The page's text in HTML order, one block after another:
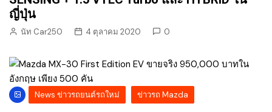
ญี่ปุ่น
นัท Car250 4 ตุลาคม 2020 0
News ข่าวรถยนต์รถใหม่ ข่าวรถ Mazda